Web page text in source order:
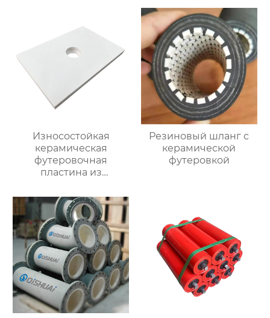
Износостойкая
керамическая
футеровочная
пластина из
Резиновый шланг с
керамической
футеровкой